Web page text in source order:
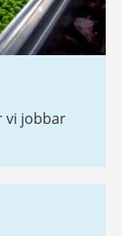
vi jobbar